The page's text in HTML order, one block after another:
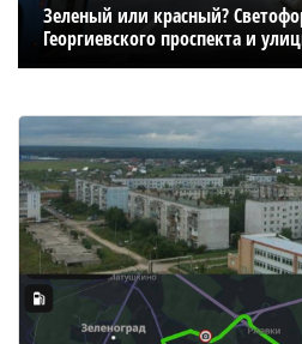
Зеленый или красный?
Георгиевского проспекта и